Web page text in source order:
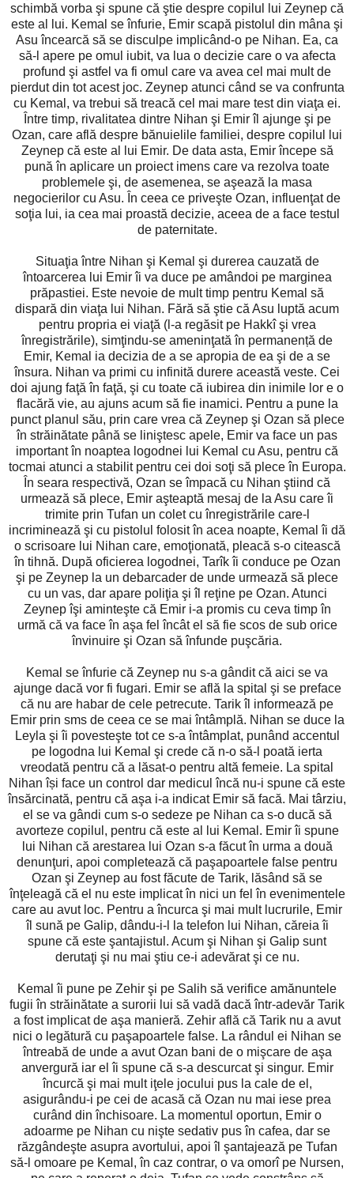
schimbă vorba şi spune că ştie despre copilul lui Zeynep că
este al lui. Kemal se înfurie, Emir scapă pistolul din mâna şi
Asu încearcă să se disculpe implicând-o pe Nihan. Ea, ca
să-l apere pe omul iubit, va lua o decizie care o va afecta
profund şi astfel va fi omul care va avea cel mai mult de
pierdut din tot acest joc. Zeynep atunci când se va confrunta
cu Kemal, va trebui să treacă cel mai mare test din viaţa ei.
Între timp, rivalitatea dintre Nihan şi Emir îl ajunge şi pe
Ozan, care află despre bănuielile familiei, despre copilul lui
Zeynep că este al lui Emir. De data asta, Emir începe să
pună în aplicare un proiect imens care va rezolva toate
problemele şi, de asemenea, se aşează la masa
negocierilor cu Asu. În ceea ce priveşte Ozan, influenţat de
soţia lui, ia cea mai proastă decizie, aceea de a face testul
de paternitate.
Situaţia între Nihan şi Kemal şi durerea cauzată de
întoarcerea lui Emir îi va duce pe amândoi pe marginea
prăpastiei. Este nevoie de mult timp pentru Kemal să
dispară din viaţa lui Nihan. Fără să ştie că Asu luptă acum
pentru propria ei viaţă (l-a regăsit pe Hakkî şi vrea
înregistrările), simţindu-se ameninţată în permanență de
Emir, Kemal ia decizia de a se apropia de ea şi de a se
însura. Nihan va primi cu infinită durere această veste. Cei
doi ajung faţă în faţă, şi cu toate că iubirea din inimile lor e o
flacără vie, au ajuns acum să fie inamici. Pentru a pune la
punct planul său, prin care vrea că Zeynep şi Ozan să plece
în străinătate până se liniştesc apele, Emir va face un pas
important în noaptea logodnei lui Kemal cu Asu, pentru că
tocmai atunci a stabilit pentru cei doi soţi să plece în Europa.
În seara respectivă, Ozan se împacă cu Nihan ştiind că
urmează să plece, Emir aşteaptă mesaj de la Asu care îi
trimite prin Tufan un colet cu înregistrările care-l
incriminează şi cu pistolul folosit în acea noapte, Kemal îi dă
o scrisoare lui Nihan care, emoţionată, pleacă s-o citească
în tihnă. După oficierea logodnei, Tarîk îi conduce pe Ozan
şi pe Zeynep la un debarcader de unde urmează să plece
cu un vas, dar apare poliţia şi îl reţine pe Ozan. Atunci
Zeynep îşi aminteşte că Emir i-a promis cu ceva timp în
urmă că va face în aşa fel încât el să fie scos de sub orice
învinuire şi Ozan să înfunde puşcăria.
Kemal se înfurie că Zeynep nu s-a gândit că aici se va
ajunge dacă vor fi fugari. Emir se află la spital şi se preface
că nu are habar de cele petrecute. Tarik îl informează pe
Emir prin sms de ceea ce se mai întâmplă. Nihan se duce la
Leyla şi îi povesteşte tot ce s-a întâmplat, punând accentul
pe logodna lui Kemal şi crede că n-o să-l poată ierta
vreodată pentru că a lăsat-o pentru altă femeie. La spital
Nihan își face un control dar medicul încă nu-i spune că este
însărcinată, pentru că aşa i-a indicat Emir să facă. Mai târziu,
el se va gândi cum s-o sedeze pe Nihan ca s-o ducă să
avorteze copilul, pentru că este al lui Kemal. Emir îi spune
lui Nihan că arestarea lui Ozan s-a făcut în urma a două
denunţuri, apoi completează că paşapoartele false pentru
Ozan şi Zeynep au fost făcute de Tarik, lăsând să se
înţeleagă că el nu este implicat în nici un fel în evenimentele
care au avut loc. Pentru a încurca şi mai mult lucrurile, Emir
îl sună pe Galip, dându-i-l la telefon lui Nihan, căreia îi
spune că este şantajistul. Acum şi Nihan şi Galip sunt
derutaţi şi nu mai ştiu ce-i adevărat şi ce nu.
Kemal îi pune pe Zehir şi pe Salih să verifice amănuntele
fugii în străinătate a surorii lui să vadă dacă într-adevăr Tarik
a fost implicat de aşa manieră. Zehir află că Tarik nu a avut
nici o legătură cu paşapoartele false. La rândul ei Nihan se
întreabă de unde a avut Ozan bani de o mişcare de aşa
anvergură iar el îi spune că s-a descurcat şi singur. Emir
încurcă şi mai mult iţele jocului pus la cale de el,
asigurându-i pe cei de acasă că Ozan nu mai iese prea
curând din închisoare. La momentul oportun, Emir o
adoarme pe Nihan cu nişte sedativ pus în cafea, dar se
răzgândeşte asupra avortului, apoi îl şantajează pe Tufan
să-l omoare pe Kemal, în caz contrar, o va omorî pe Nursen,